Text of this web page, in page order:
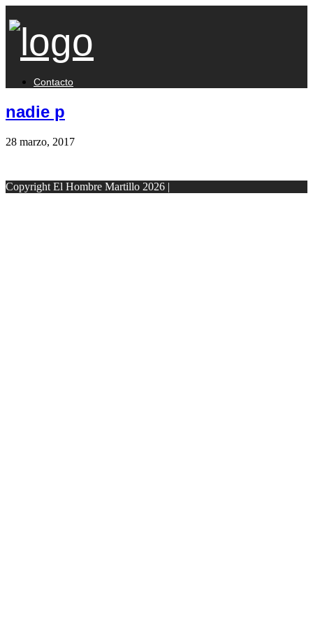
Contacto
nadie p
28 marzo, 2017
Copyright El Hombre Martillo 2026 |